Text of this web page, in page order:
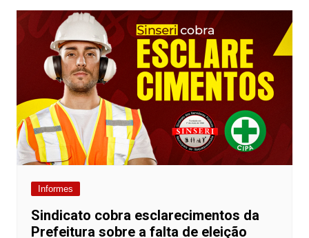
Informes
Sindicato cobra esclarecimentos da
Prefeitura sobre a falta de eleição